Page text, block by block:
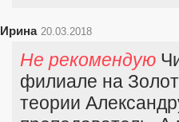
Ирина 20.03.2018
Не рекомендую
филиале на
теории